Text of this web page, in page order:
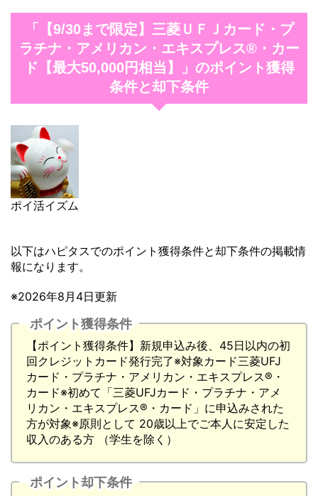
「【9/30まで限定】三菱ＵＦＪカード・プ
ラチナ・アメリカン・エキスプレス®・カー
ド【最大50,000円相当】」のポイント獲得
条件と却下条件
ポイ活イズム
以下はハピタスでのポイント獲得条件と却下条件の掲載情
報になります。
※2026年8月4日更新
ポイント獲得条件
【ポイント獲得条件】新規申込み後、45日以内の初
回クレジットカード発行完了※対象カード三菱UFJ
カード・プラチナ・アメリカン・エキスプレス®・
カード※初めて「三菱UFJカード・プラチナ・アメ
リカン・エキスプレス®・カード」に申込みされた
方が対象※原則として 20歳以上でご本人に安定した
収入のある方 （学生を除く）
ポイント却下条件